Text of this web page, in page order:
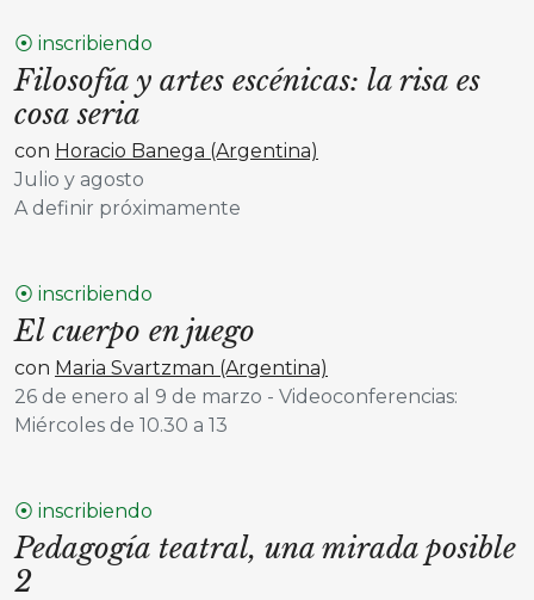
⦿ inscribiendo
Filosofía y artes escénicas: la risa es
cosa seria
con Horacio Banega (Argentina)
Julio y agosto
A definir próximamente
⦿ inscribiendo
El cuerpo en juego
con Maria Svartzman (Argentina)
26 de enero al 9 de marzo - Videoconferencias:
Miércoles de 10.30 a 13
⦿ inscribiendo
Pedagogía teatral, una mirada posible
2